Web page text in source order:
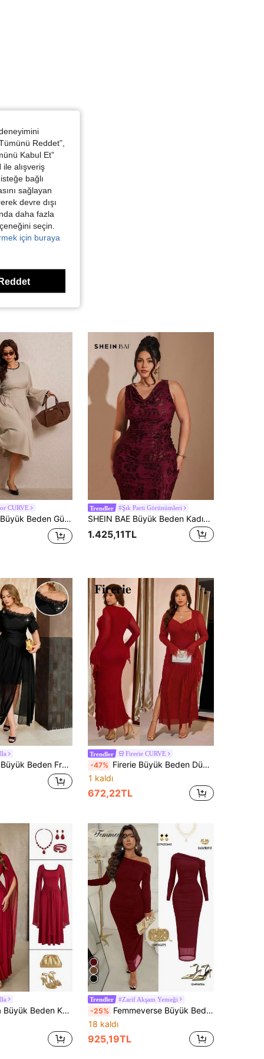
CURVE
Günlük İşe Gidiş Tarzı Çan Kollu Elbise
Trendler #Şık Parti Görünümleri
SHEIN BAE Büyük Beden Kadın Kırmızı Dekolteli Kolsuz Elbise
1.425,11TL
Kısa Kollu Büzgülü Bel Asimetrik Etek Ucu Yırtmaçlı İspanyol Paça Seksi Günlük İş Elbisesi
Trendler Firerie CURVE
-47% Firerie Büyük Beden Düz Renk Minimalist Günlük Giyim Volanlı Etek Uzun Kollu Elbise
1 kaldı
672,22TL
Bordo Elbiseler, Kırmızı Elbiseler, Kırmızı Büyük Beden Elbise, Resmi Elbise, Kırmızı Nedime Elbisesi, Kırmızı Bordo Resmi Elbise, Kırmızı Şarap Rengi Elbise, Kırmızı Resmi Elbise, Büyük Beden Koyu Kırmızı Elbiseler, Kırmızı Kombinler, Büyük Beden Bordo Kombinler, Bordo Elbiseler, Sarma Elbiseler, Kırmızı Günlük Elbise, İbadet Elbisesi, Kadın Resmi Elbisesi
Trendler #Zarif Akşam Yemeği
-25% Femmeverse Büyük Beden Asimetrik Omuzlu Elbise, Olgun ve Zarif Vücuda Oturan Kokteyl Partisi Elbisesi
18 kaldı
925,19TL
Reddet”,
Kabul Et”
alışveriş
bağlı
sağlayan
devre dışı
daha fazla
seçin.
için buraya